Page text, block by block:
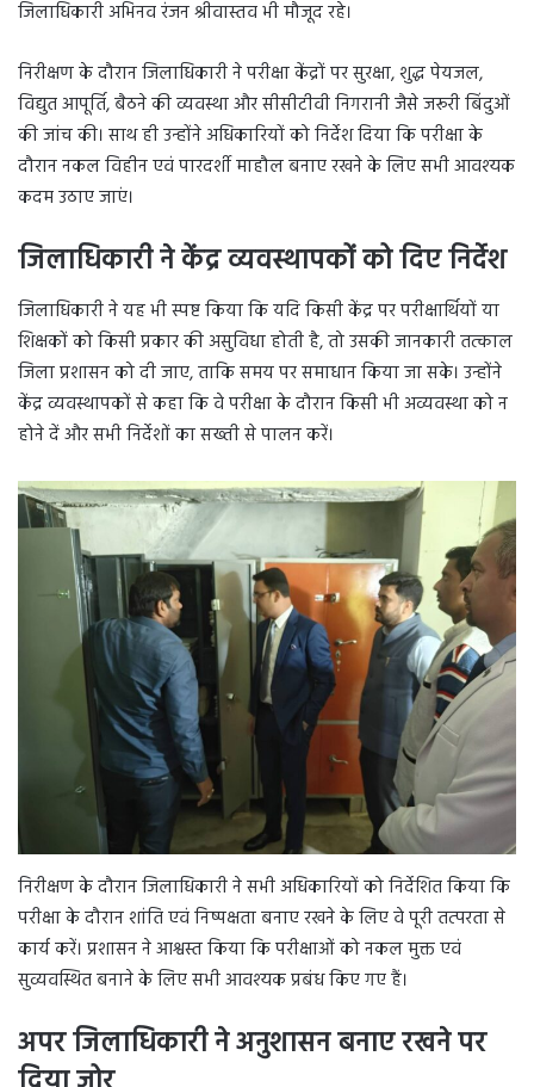
जिलाधिकारी अभिनव रंजन श्रीवास्तव भी मौजूद रहे।
निरीक्षण के दौरान जिलाधिकारी ने परीक्षा केंद्रों पर सुरक्षा, शुद्ध पेयजल,
विद्युत आपूर्ति, बैठने की व्यवस्था और सीसीटीवी निगरानी जैसे जरूरी बिंदुओं
की जांच की। साथ ही उन्होंने अधिकारियों को निर्देश दिया कि परीक्षा के
दौरान नकल विहीन एवं पारदर्शी माहौल बनाए रखने के लिए सभी आवश्यक
कदम उठाए जाएं।
जिलाधिकारी ने केंद्र व्यवस्थापकों को दिए निर्देश
जिलाधिकारी ने यह भी स्पष्ट किया कि यदि किसी केंद्र पर परीक्षार्थियों या
शिक्षकों को किसी प्रकार की असुविधा होती है, तो उसकी जानकारी तत्काल
जिला प्रशासन को दी जाए, ताकि समय पर समाधान किया जा सके। उन्होंने
केंद्र व्यवस्थापकों से कहा कि वे परीक्षा के दौरान किसी भी अव्यवस्था को न
होने दें और सभी निर्देशों का सख्ती से पालन करें।
निरीक्षण के दौरान जिलाधिकारी ने सभी अधिकारियों को निर्देशित किया कि
परीक्षा के दौरान शांति एवं निष्पक्षता बनाए रखने के लिए वे पूरी तत्परता से
कार्य करें। प्रशासन ने आश्वस्त किया कि परीक्षाओं को नकल मुक्त एवं
सुव्यवस्थित बनाने के लिए सभी आवश्यक प्रबंध किए गए हैं।
अपर जिलाधिकारी ने अनुशासन बनाए रखने पर